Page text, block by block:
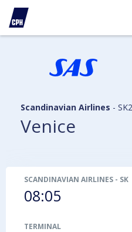
Scandinavian Airlines -
Venice
SCANDINAVIAN AIRLINES -
08:05
TERMINAL